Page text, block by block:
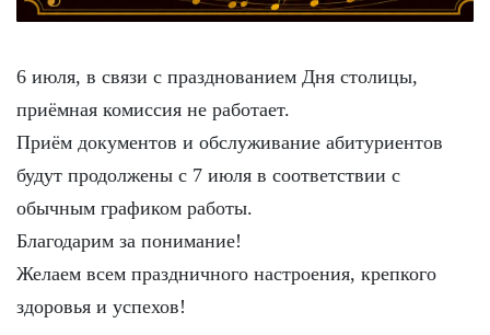
6 июля, в связи с празднованием Дня столицы,
приёмная комиссия не работает.
Приём документов и обслуживание абитуриентов
будут продолжены с 7 июля в соответствии с
обычным графиком работы.
Благодарим за понимание!
Желаем всем праздничного настроения, крепкого
здоровья и успехов!